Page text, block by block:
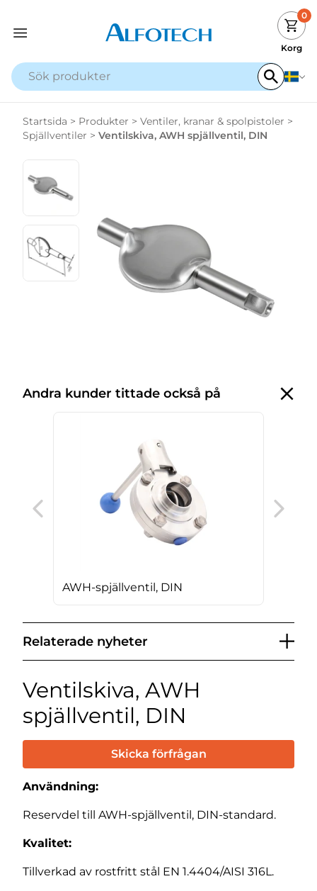
0
Korg
Startsida > Produkter > Ventiler, kranar & spolpistoler >
Spjällventiler > Ventilskiva, AWH spjällventil, DIN
Andra kunder tittade också på
AWH-spjällventil, DIN
Relaterade nyheter
Ventilskiva, AWH
spjällventil, DIN
Skicka förfrågan
Användning:
Reservdel till AWH-spjällventil, DIN-standard.
Kvalitet:
Tillverkad av rostfritt stål EN 1.4404/AISI 316L.